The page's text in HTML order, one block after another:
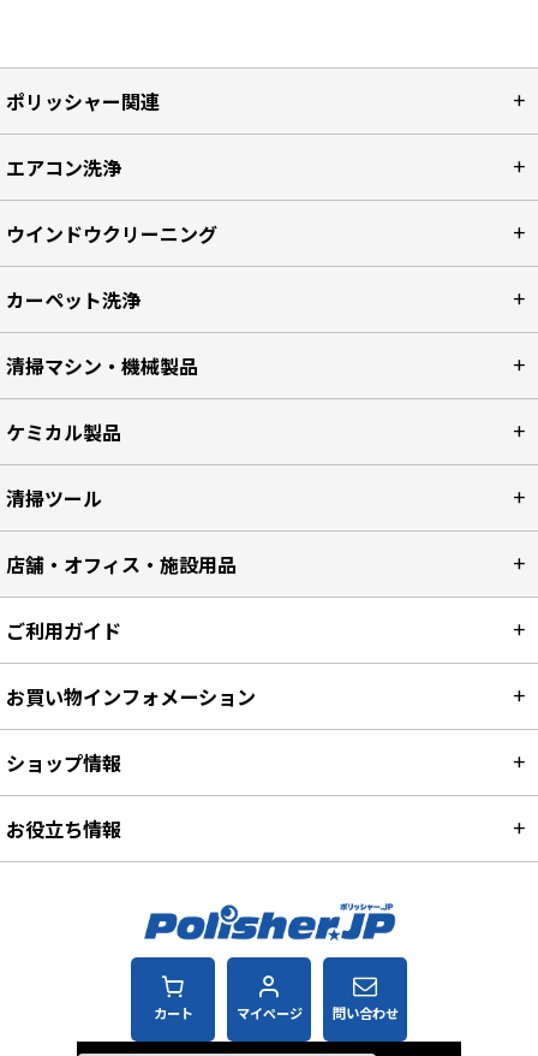
ポリッシャー関連
エアコン洗浄
ウインドウクリーニング
カーペット洗浄
清掃マシン・機械製品
ケミカル製品
清掃ツール
店舗・オフィス・施設用品
カート マイページ 問い合わせ
ご利用ガイド
お買い物インフォメーション
ショップ情報
お役立ち情報